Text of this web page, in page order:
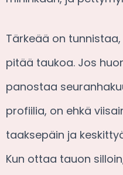
Tärkeää on
pitää taukoa. Jos
panostaa
profiilia, on ehkä
taaksepäin ja
Kun ottaa tauon